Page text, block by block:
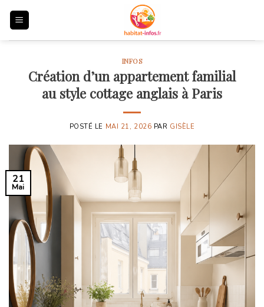
INFOS
Création d’un appartement familial
au style cottage anglais à Paris
POSTÉ LE MAI 21, 2026 PAR GISÈLE
21
Mai